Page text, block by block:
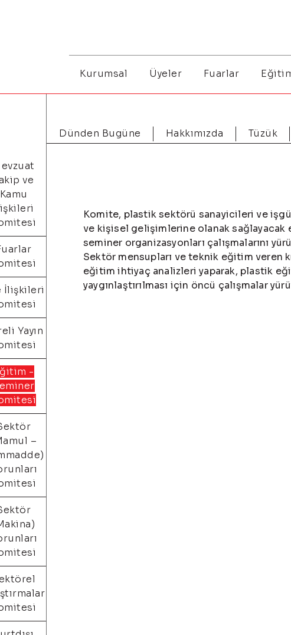
Kurumsal Üyeler Fuarlar
ve
Kamu
İlişkileri
Yayın
-
–
Dünden Bugüne Hakkımızda Tüzük
Komite, plastik sektörü sanayicileri ve
ve kişisel gelişimlerine olanak sağlayacak
seminer organizasyonları çalışmalarını
Sektör mensupları ve teknik eğitim veren
eğitim ihtiyaç analizleri yaparak, plastik
yaygınlaştırılması için öncü çalışmalar